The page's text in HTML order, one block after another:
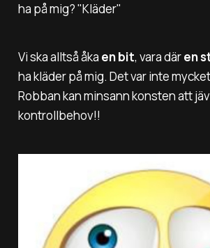
ha på mig? "Kläder"
Vi ska alltså åka en bit, vara dären
ha kläder på mig. Det var inte
Robban kan minsann konsten att
kontrollbehov!!